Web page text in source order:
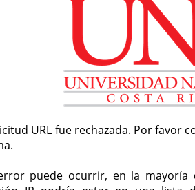
URL fue rechazada. Por favor
puede ocurrir, en la mayoría